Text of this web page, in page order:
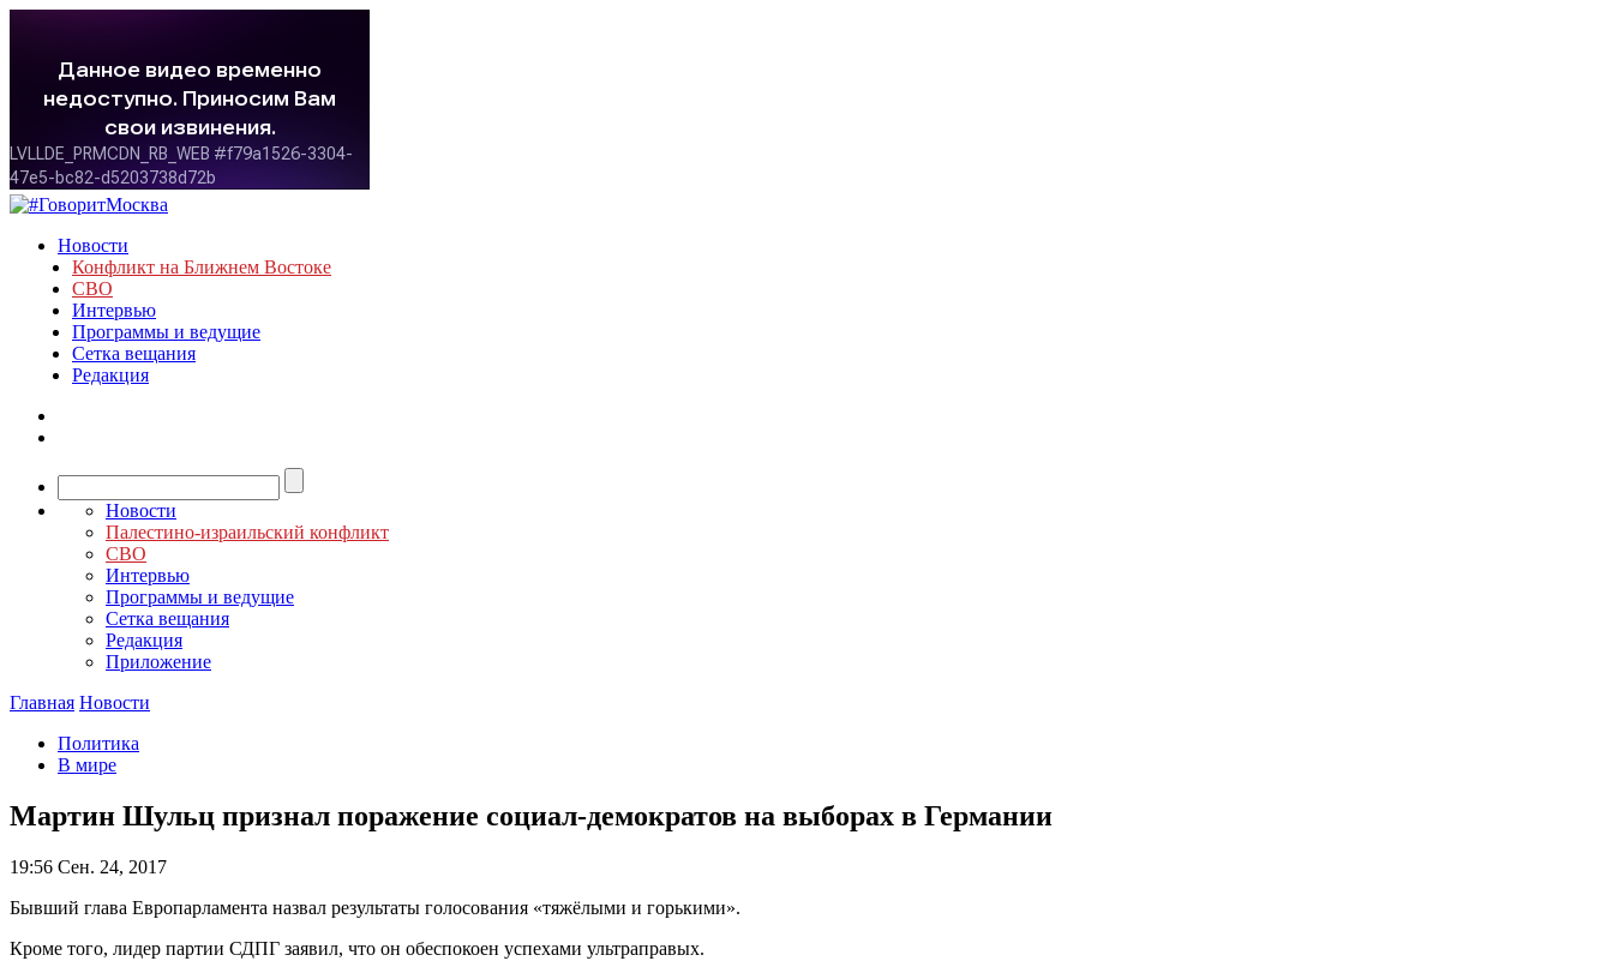
Новости
Конфликт на Ближнем Востоке
СВО
Интервью
Программы и ведущие
Сетка вещания
Редакция
Новости
Палестино-израильский конфликт
СВО
Интервью
Программы и ведущие
Сетка вещания
Редакция
Приложение
Главная Новости
Политика
В мире
Мартин Шульц признал поражение социал-демократов на выборах в Германии
19:56 Сен. 24, 2017
Бывший глава Европарламента назвал результаты голосования «тяжёлыми и горькими».
Кроме того, лидер партии СДПГ заявил, что он обеспокоен успехами ультраправых.